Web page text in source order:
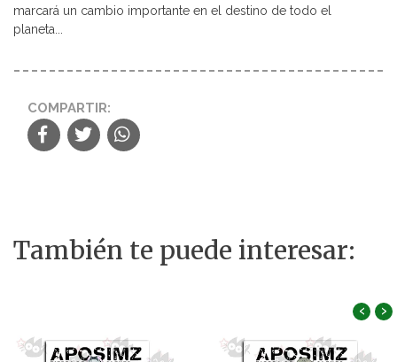
marcará un cambio importante en el destino de todo el
planeta...
COMPARTIR:
También te puede interesar:
‹ ›